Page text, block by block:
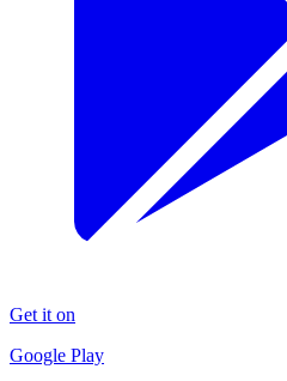
Get it on
Google Play